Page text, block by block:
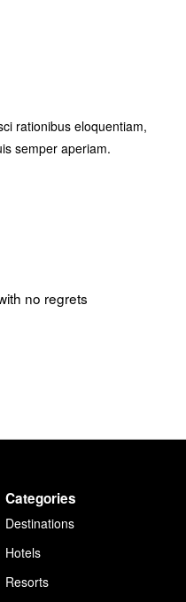
rationibus eloquentiam,
semper aperiam.
no regrets
Categories
Destinations
Hotels
Resorts